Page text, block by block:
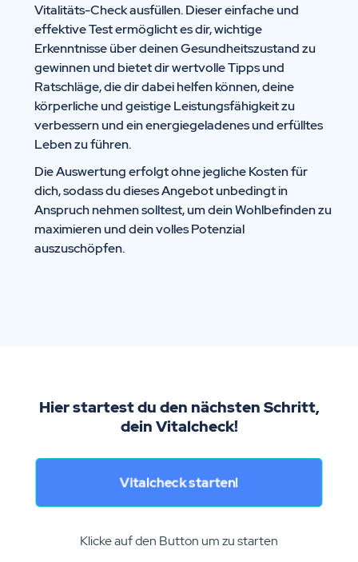
Vitalitäts-Check ausfüllen. Dieser einfache und
effektive Test ermöglicht es dir, wichtige
Erkenntnisse über deinen Gesundheitszustand zu
gewinnen und bietet dir wertvolle Tipps und
Ratschläge, die dir dabei helfen können, deine
körperliche und geistige Leistungsfähigkeit zu
verbessern und ein energiegeladenes und erfülltes
Leben zu führen.
Die Auswertung erfolgt ohne jegliche Kosten für
dich, sodass du dieses Angebot unbedingt in
Anspruch nehmen solltest, um dein Wohlbefinden zu
maximieren und dein volles Potenzial
auszuschöpfen.
Hier startest du den nächsten Schritt,
dein Vitalcheck!
Vitalcheck starten!
Klicke auf den Button um zu starten